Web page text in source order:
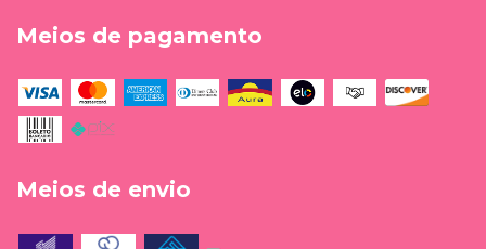
Meios de pagamento
Meios de envio